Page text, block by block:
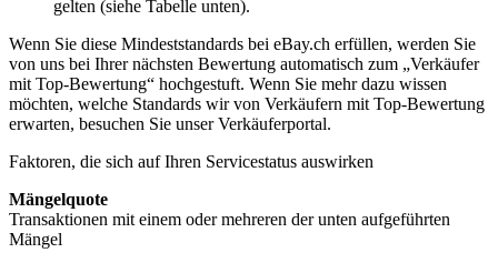
gelten (siehe Tabelle unten).
Wenn Sie diese Mindeststandards bei eBay.ch erfüllen, werden Sie
von uns bei Ihrer nächsten Bewertung automatisch zum „Verkäufer
mit Top-Bewertung“ hochgestuft. Wenn Sie mehr dazu wissen
möchten, welche Standards wir von Verkäufern mit Top-Bewertung
erwarten, besuchen Sie unser Verkäuferportal.
Faktoren, die sich auf Ihren Servicestatus auswirken
Mängelquote
Transaktionen mit einem oder mehreren der unten aufgeführten
Mängel